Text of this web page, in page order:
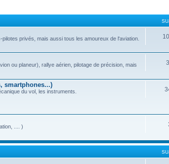
privés, mais aussi tous les amoureux de l'aviation.
ou planeur), rallye aérien, pilotage de précision, mais
smartphones...)
du vol, les instruments.
.... )